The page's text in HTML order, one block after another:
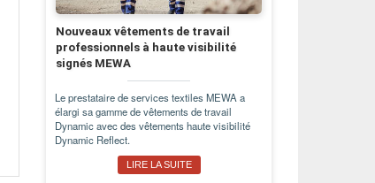
Nouveaux vêtements de travail
professionnels à haute visibilité
signés MEWA
Le prestataire de services textiles MEWA a
élargi sa gamme de vêtements de travail
Dynamic avec des vêtements haute visibilité
Dynamic Reflect.
LIRE LA SUITE